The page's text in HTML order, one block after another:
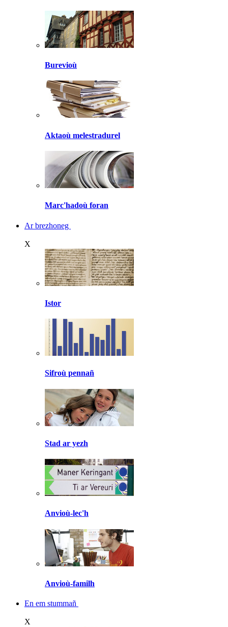
Burevioù
Aktaoù melestradurel
Marc'hadoù foran
Ar brezhoneg
X
Istor
Sifroù pennañ
Stad ar yezh
Anvioù-lec'h
Anvioù-familh
En em stummañ
X